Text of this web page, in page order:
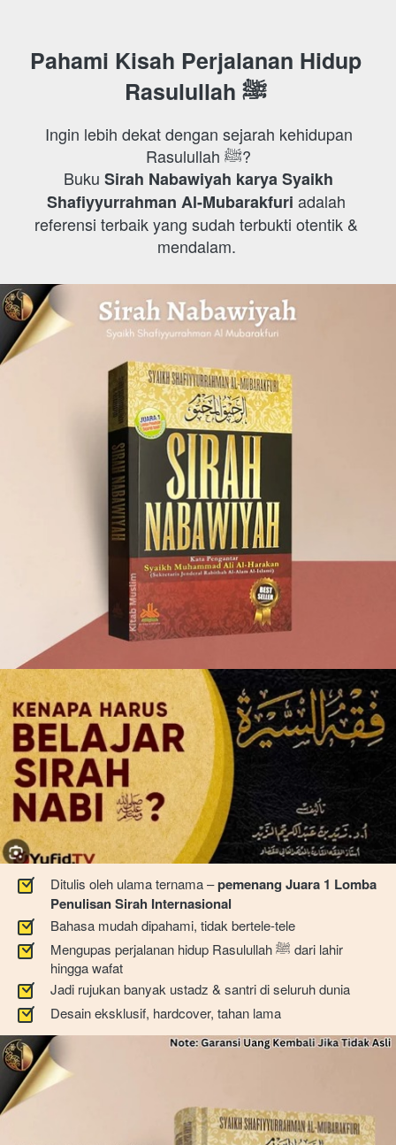
Pahami Kisah Perjalanan Hidup
Rasulullah ﷺ
Rasulullah ﷺ?
Buku Sirah Nabawiyah karya Syaikh
Shafiyyurrahman Al-Mubarakfuri adalah
referensi terbaik yang sudah terbukti otentik &
mendalam.
Ditulis oleh ulama ternama – pemenang Juara 1 Lomba
Penulisan Sirah Internasional
Bahasa mudah dipahami, tidak bertele-tele
Mengupas perjalanan hidup Rasulullah ﷺ dari lahir
hingga wafat
Jadi rujukan banyak ustadz & santri di seluruh dunia
Desain eksklusif, hardcover, tahan lama